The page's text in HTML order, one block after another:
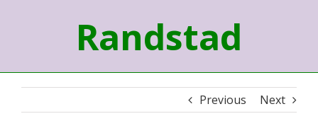
Randstad
Previous Next